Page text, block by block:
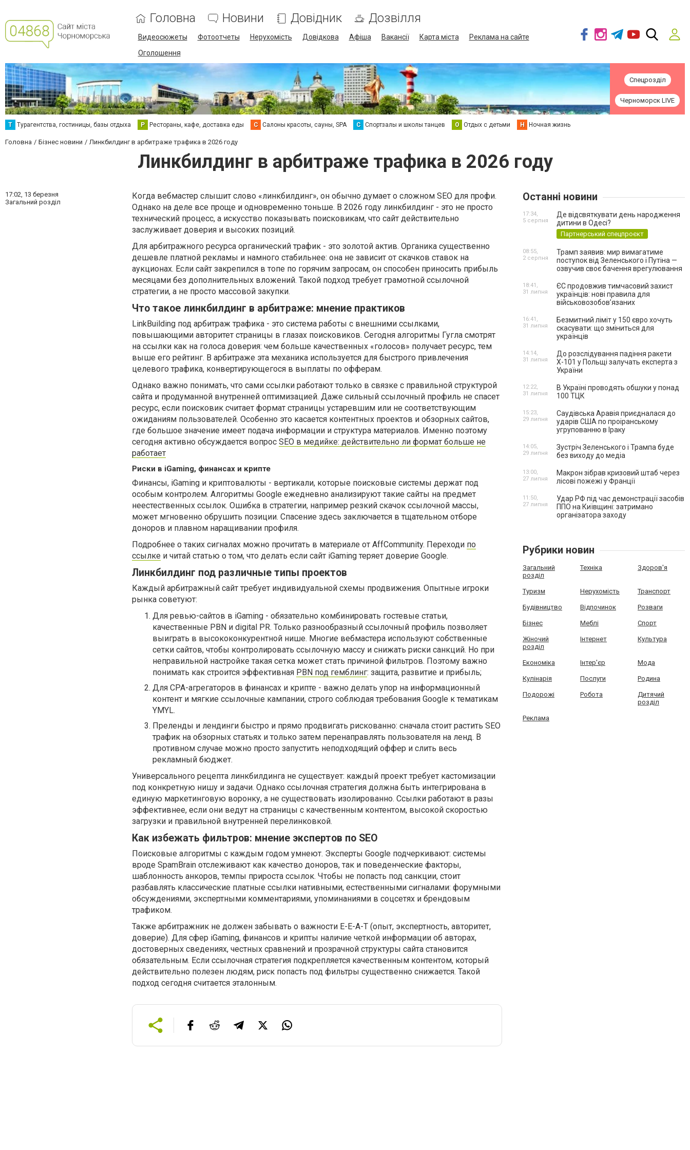
Головна Новини Довідник Дозвілля
Видеосюжеты Фотоотчеты Нерухомість Довідкова Афіша Вакансії Карта міста
Реклама на сайте
Оголошення
Спецрозділ
Черноморск LIVE
Т Турагентства, гостиницы, базы отдыха Р Рестораны, кафе, доставка еды С Салоны красоты, сауны, SPA С Спортзалы и школы танцев О Отдых с детьми Н Ночная жизнь
Головна Бізнес новини Линкбилдинг в арбитраже трафика в 2026 году
Линкбилдинг в арбитраже трафика в 2026 году
17:02, 13 березня
Загальний розділ
Когда вебмастер слышит слово «линкбилдинг», он обычно думает о сложном SEO для профи.
Однако на деле все проще и одновременно тоньше. В 2026 году линкбилдинг - это не просто
технический процесс, а искусство показывать поисковикам, что сайт действительно
заслуживает доверия и высоких позиций.
Для арбитражного ресурса органический трафик - это золотой актив. Органика существенно
дешевле платной рекламы и намного стабильнее: она не зависит от скачков ставок на
аукционах. Если сайт закрепился в топе по горячим запросам, он способен приносить прибыль
месяцами без дополнительных вложений. Такой подход требует грамотной ссылочной
стратегии, а не просто массовой закупки.
Что такое линкбилдинг в арбитраже: мнение практиков
LinkBuilding под арбитраж трафика - это система работы с внешними ссылками,
повышающими авторитет страницы в глазах поисковиков. Сегодня алгоритмы Гугла смотрят
на ссылки как на голоса доверия: чем больше качественных «голосов» получает ресурс, тем
выше его рейтинг. В арбитраже эта механика используется для быстрого привлечения
целевого трафика, конвертирующегося в выплаты по офферам.
Однако важно понимать, что сами ссылки работают только в связке с правильной структурой
сайта и продуманной внутренней оптимизацией. Даже сильный ссылочный профиль не спасет
ресурс, если поисковик считает формат страницы устаревшим или не соответствующим
ожиданиям пользователей. Особенно это касается контентных проектов и обзорных сайтов,
где большое значение имеет подача информации и структура материалов. Именно поэтому
сегодня активно обсуждается вопрос SEO в медийке: действительно ли формат больше не
работает
Риски в iGaming, финансах и крипте
Финансы, iGaming и криптовалюты - вертикали, которые поисковые системы держат под
особым контролем. Алгоритмы Google ежедневно анализируют такие сайты на предмет
неестественных ссылок. Ошибка в стратегии, например резкий скачок ссылочной массы,
может мгновенно обрушить позиции. Спасение здесь заключается в тщательном отборе
доноров и плавном наращивании профиля.
Подробнее о таких сигналах можно прочитать в материале от AffCommunity. Переходи по
ссылке и читай статью о том, что делать если сайт iGaming теряет доверие Google.
Линкбилдинг под различные типы проектов
Каждый арбитражный сайт требует индивидуальной схемы продвижения. Опытные игроки
рынка советуют:
Для ревью-сайтов в iGaming - обязательно комбинировать гостевые статьи,
качественные PBN и digital PR. Только разнообразный ссылочный профиль позволяет
выиграть в высококонкурентной нише. Многие вебмастера используют собственные
сетки сайтов, чтобы контролировать ссылочную массу и снижать риски санкций. Но при
неправильной настройке такая сетка может стать причиной фильтров. Поэтому важно
понимать как строится эффективная PBN под гемблинг: защита, развитие и прибыль;
Для CPA-агрегаторов в финансах и крипте - важно делать упор на информационный
контент и мягкие ссылочные кампании, строго соблюдая требования Google к тематикам
YMYL.
Преленды и лендинги быстро и прямо продвигать рискованно: сначала стоит растить SEO
трафик на обзорных статьях и только затем перенаправлять пользователя на ленд. В
противном случае можно просто запустить неподходящий оффер и слить весь
рекламный бюджет.
Универсального рецепта линкбилдинга не существует: каждый проект требует кастомизации
под конкретную нишу и задачи. Однако ссылочная стратегия должна быть интегрирована в
единую маркетинговую воронку, а не существовать изолированно. Ссылки работают в разы
эффективнее, если они ведут на страницы с качественным контентом, высокой скоростью
загрузки и правильной внутренней перелинковкой.
Как избежать фильтров: мнение экспертов по SEO
Поисковые алгоритмы с каждым годом умнеют. Эксперты Google подчеркивают: системы
вроде SpamBrain отслеживают как качество доноров, так и поведенческие факторы,
шаблонность анкоров, темпы прироста ссылок. Чтобы не попасть под санкции, стоит
разбавлять классические платные ссылки нативными, естественными сигналами: форумными
обсуждениями, экспертными комментариями, упоминаниями в соцсетях и брендовым
трафиком.
Также арбитражник не должен забывать о важности E-E-A-T (опыт, экспертность, авторитет,
доверие). Для сфер iGaming, финансов и крипты наличие четкой информации об авторах,
достоверных сведениях, честных сравнений и прозрачной структуры сайта становится
обязательным. Если ссылочная стратегия подкрепляется качественным контентом, который
действительно полезен людям, риск попасть под фильтры существенно снижается. Такой
подход сегодня считается эталонным.
Останні новини
Де відсвяткувати день народження
дитини в Одесі?
Партнерський спецпроєкт
17:34,
5 серпня
Трамп заявив: мир вимагатиме
поступок від Зеленського і Путіна —
озвучив своє бачення врегулювання
08:55,
2 серпня
ЄС продовжив тимчасовий захист
українців: нові правила для
військовозобов’язаних
18:41,
31 липня
Безмитний ліміт у 150 євро хочуть
скасувати: що зміниться для
українців
16:41,
31 липня
До розслідування падіння ракети
Х-101 у Польщі залучать експерта з
України
14:14,
31 липня
В Україні проводять обшуки у понад
100 ТЦК
12:22,
31 липня
Саудівська Аравія приєдналася до
ударів США по проіранському
угрупованню в Іраку
15:23,
29 липня
Зустріч Зеленського і Трампа буде
без виходу до медіа
14:05,
29 липня
Макрон зібрав кризовий штаб через
лісові пожежі у Франції
13:00,
27 липня
Удар РФ під час демонстрації засобів
ППО на Київщині: затримано
організатора заходу
11:50,
27 липня
Рубрики новин
Загальний
розділ
Техніка Здоров'я
Туризм Нерухомість Транспорт
Будівництво Відпочинок Розваги
Бізнес Меблі Спорт
Жіночий
розділ
Інтернет Культура
Економіка Інтер'єр Мода
Кулінарія Послуги Родина
Подорожі Робота
Дитячий
розділ
Реклама